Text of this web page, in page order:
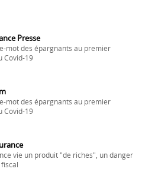
Presse
mot des épargnants au premier
Covid-19
mot des épargnants au premier
Covid-19
vie un produit "de riches", un danger